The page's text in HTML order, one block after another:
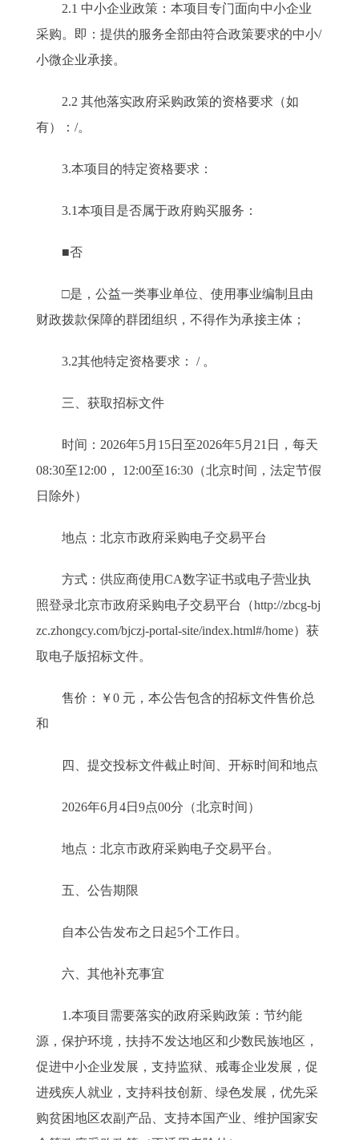
2.1 中小企业政策：本项目专门面向中小企业
采购。即：提供的服务全部由符合政策要求的中小/
小微企业承接。
2.2 其他落实政府采购政策的资格要求（如
有）：/。
3.本项目的特定资格要求：
3.1本项目是否属于政府购买服务：
■否
□是，公益一类事业单位、使用事业编制且由
财政拨款保障的群团组织，不得作为承接主体；
3.2其他特定资格要求： / 。
三、获取招标文件
时间：2026年5月15日至2026年5月21日，每天
08:30至12:00， 12:00至16:30（北京时间，法定节假
日除外）
地点：北京市政府采购电子交易平台
方式：供应商使用CA数字证书或电子营业执
照登录北京市政府采购电子交易平台（http://zbcg-bj
zc.zhongcy.com/bjczj-portal-site/index.html#/home）获
取电子版招标文件。
售价：￥0 元，本公告包含的招标文件售价总
和
四、提交投标文件截止时间、开标时间和地点
2026年6月4日9点00分（北京时间）
地点：北京市政府采购电子交易平台。
五、公告期限
自本公告发布之日起5个工作日。
六、其他补充事宜
1.本项目需要落实的政府采购政策：节约能
源，保护环境，扶持不发达地区和少数民族地区，
促进中小企业发展，支持监狱、戒毒企业发展，促
进残疾人就业，支持科技创新、绿色发展，优先采
购贫困地区农副产品、支持本国产业、维护国家安